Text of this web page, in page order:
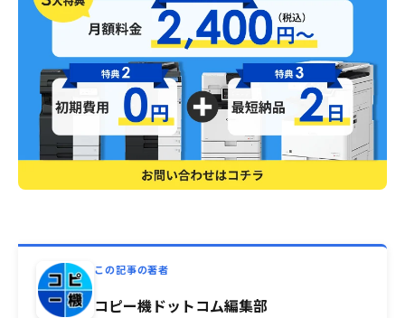
この記事の著者
コピー機ドットコム編集部